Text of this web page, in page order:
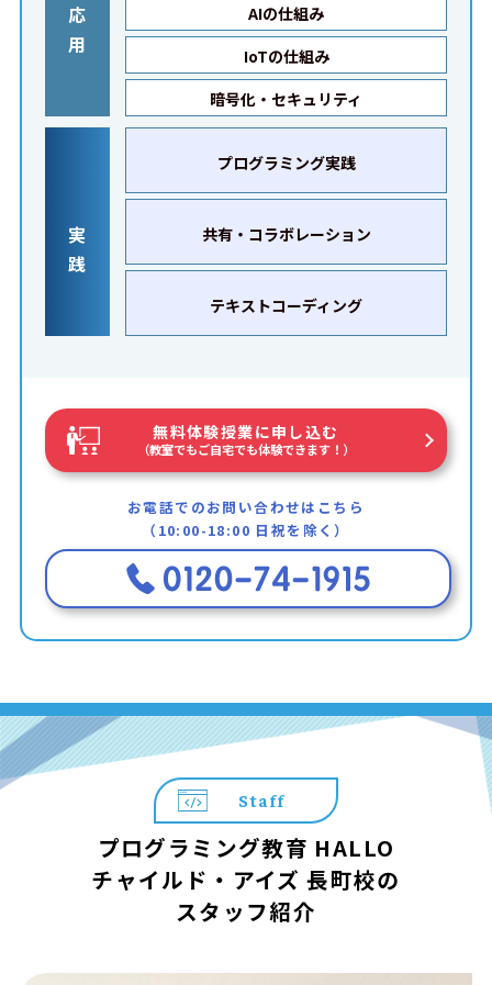
応
用
AIの仕組み
IoTの仕組み
暗号化・セキュリティ
実
践
プログラミング実践
共有・コラボレーション
テキストコーディング
無料体験授業に申し込む
（教室でもご自宅でも体験できます！）
お電話でのお問い合わせはこちら
（10:00-18:00 日祝を除く）
Staff
プログラミング教育 HALLO
チャイルド・アイズ 長町校の
スタッフ紹介